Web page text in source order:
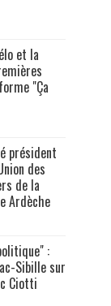
et la
"Ça
président
des
de la
Ardèche
:
Sibille sur
Ciotti